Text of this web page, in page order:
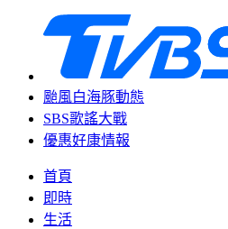
颱風白海豚動態
SBS歌謠大戰
優惠好康情報
首頁
即時
生活